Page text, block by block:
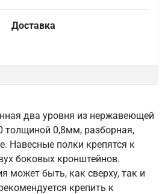
Доставка
два уровня из нержавеющей
толщиной 0,8мм, разборная,
Навесные полки крепятся к
боковых кронштейнов.
может быть, как сверху, так и
крепить к